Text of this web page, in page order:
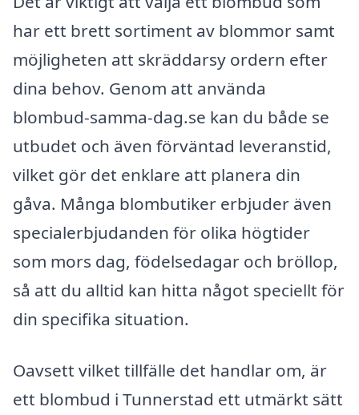
har ett brett sortiment av blommor samt
möjligheten att skräddarsy ordern efter
dina behov. Genom att använda
blombud-samma-dag.se kan du både se
utbudet och även förväntad leveranstid,
vilket gör det enklare att planera din
gåva. Många blombutiker erbjuder även
specialerbjudanden för olika högtider
som mors dag, födelsedagar och bröllop,
så att du alltid kan hitta något speciellt för
din specifika situation.
Oavsett vilket tillfälle det handlar om, är
ett blombud i Tunnerstad ett utmärkt sätt